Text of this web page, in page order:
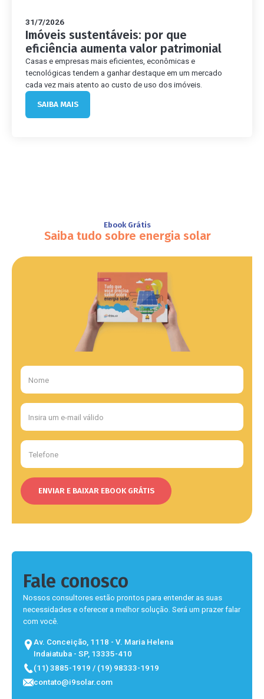
31/7/2026
Imóveis sustentáveis: por que
eficiência aumenta valor patrimonial
Casas e empresas mais eficientes, econômicas e
tecnológicas tendem a ganhar destaque em um mercado
cada vez mais atento ao custo de uso dos imóveis.
SAIBA MAIS
Ebook Grátis
Saiba tudo sobre energia solar
Fale conosco
Nossos consultores estão prontos para entender as suas
necessidades e oferecer a melhor solução. Será um prazer falar
com você.
Av. Conceição, 1118 - V. Maria Helena
Indaiatuba - SP, 13335-410
(11) 3885-1919 / (19) 98333-1919
contato@i9solar.com